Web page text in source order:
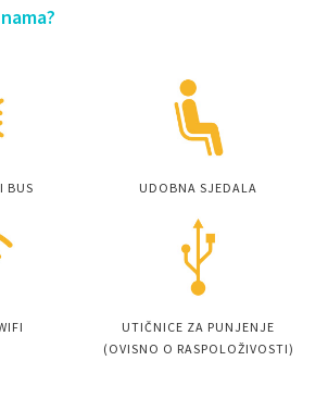
BUS UDOBNA SJEDALA
UTIČNICE ZA PUNJENJE
(OVISNO O RASPOLOŽIVOSTI)